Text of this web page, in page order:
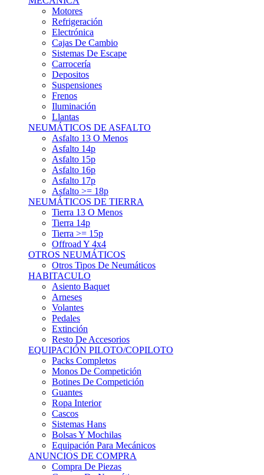
Motores
Refrigeración
Electrónica
Cajas De Cambio
Sistemas De Escape
Carrocería
Depositos
Suspensiones
Frenos
Iluminación
Llantas
NEUMÁTICOS DE ASFALTO
Asfalto 13 O Menos
Asfalto 14p
Asfalto 15p
Asfalto 16p
Asfalto 17p
Asfalto >= 18p
NEUMÁTICOS DE TIERRA
Tierra 13 O Menos
Tierra 14p
Tierra >= 15p
Offroad Y 4x4
OTROS NEUMÁTICOS
Otros Tipos De Neumáticos
HABITACULO
Asiento Baquet
Arneses
Volantes
Pedales
Extinción
Resto De Accesorios
EQUIPACIÓN PILOTO/COPILOTO
Packs Completos
Monos De Competición
Botines De Competición
Guantes
Ropa Interior
Cascos
Sistemas Hans
Bolsas Y Mochilas
Equipación Para Mecánicos
ANUNCIOS DE COMPRA
Compra De Piezas